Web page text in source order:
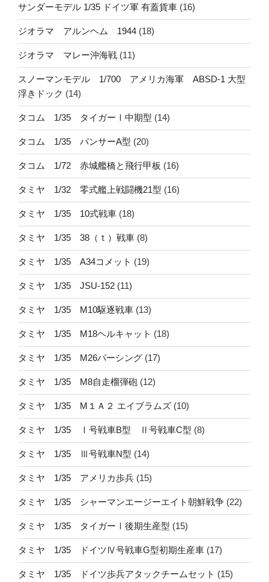
サンダーモデル 1/35 ドイツ軍 有蓋貨車 (16)
ジオラマ アルンヘム 1944 (18)
ジオラマ マレー沖海戦 (11)
スノーマンモデル 1/700 アメリカ海軍 ABSD-1 大型
浮きドック (14)
タコム 1/35 タイガーⅠ中期型 (14)
タコム 1/35 パンサーA型 (20)
タコム 1/72 赤城艦橋と飛行甲板 (16)
タミヤ 1/32 零式艦上戦闘機21型 (16)
タミヤ 1/35 10式戦車 (18)
タミヤ 1/35 38（ｔ）戦車 (8)
タミヤ 1/35 A34コメット (19)
タミヤ 1/35 JSU-152 (11)
タミヤ 1/35 M10駆逐戦車 (13)
タミヤ 1/35 M18ヘルキャット (18)
タミヤ 1/35 M26パーシング (17)
タミヤ 1/35 M8自走榴弾砲 (12)
タミヤ 1/35 M１Ａ２ エイブラムズ (10)
タミヤ 1/35 Ⅰ号戦車B型 Ⅱ号戦車C型 (8)
タミヤ 1/35 Ⅲ号戦車N型 (14)
タミヤ 1/35 アメリカ歩兵 (15)
タミヤ 1/35 シャーマンエージーエイト朝鮮戦争 (22)
タミヤ 1/35 タイガーⅠ後期生産型 (15)
タミヤ 1/35 ドイツⅣ号戦車G型初期生産車 (17)
タミヤ 1/35 ドイツ歩兵アタックチームセット (15)